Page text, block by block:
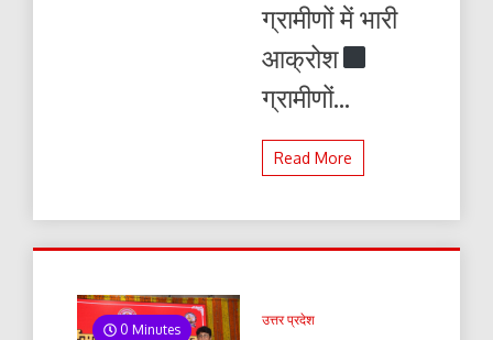
ग्रामीणों में भारी
आक्रोश
ग्रामीणों...
Read More
0 Minutes
उत्तर प्रदेश